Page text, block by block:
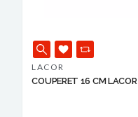
LACOR
COUPERET 16 CM LACOR